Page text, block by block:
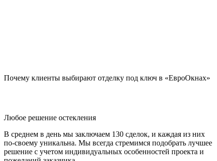
Почему клиенты выбирают отделку под ключ в «ЕвроОкнах»
по-своему уникальна. Мы всегда стремимся подобрать лучшее
пожеланий заказчика.